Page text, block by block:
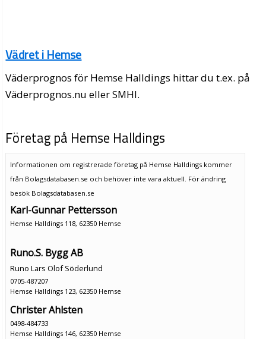
Vädret i Hemse
Väderprognos för Hemse Halldings hittar du t.ex. på
Väderprognos.nu eller SMHI.
Företag på Hemse Halldings
Informationen om registrerade företag på Hemse Halldings kommer
från Bolagsdatabasen.se och behöver inte vara aktuell. För ändring
besök Bolagsdatabasen.se
Karl-Gunnar Pettersson
Hemse Halldings 118, 62350 Hemse
Runo.S. Bygg AB
Runo Lars Olof Söderlund
0705-487207
Hemse Halldings 123, 62350 Hemse
Christer Ahlsten
0498-484733
Hemse Halldings 146, 62350 Hemse